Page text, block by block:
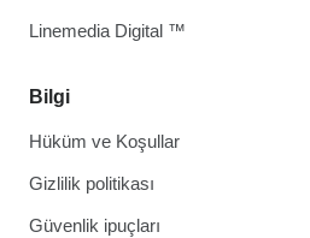
Bilgi
Hüküm ve Koşullar
Gizlilik politikası
Güvenlik ipuçları
Linemedia Digital ™